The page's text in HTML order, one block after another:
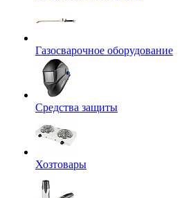
Газосварочное оборудование
Средства защиты
Хозтовары